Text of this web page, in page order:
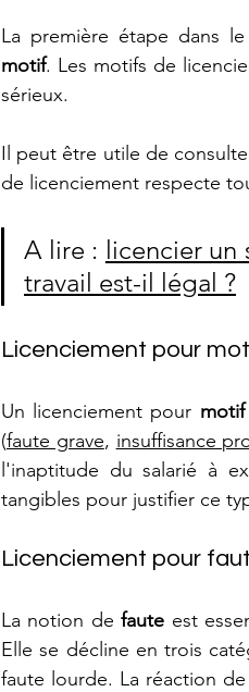
motif. Les motifs de
sérieux.
Il peut être utile de
de licenciement respecte
A lire : licencier un
travail est-il légal ?
Licenciement pour
Un licenciement pour motif
(faute grave, insuffisance
l'inaptitude du salarié à
tangibles pour justifier ce
Licenciement pour
La notion de faute est
Elle se décline en trois
faute lourde. La réaction